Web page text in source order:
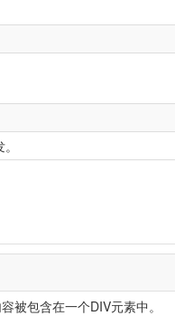
被包含在一个DIV元素中。